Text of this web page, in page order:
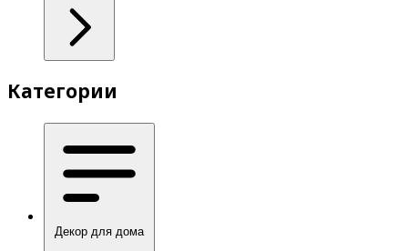
Категории
Декор для дома